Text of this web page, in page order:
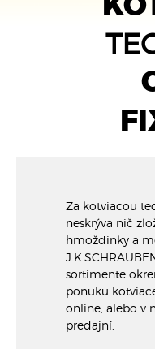
Za kotviacou
neskrýva nič
hmoždinky a
sortimente
ponuku
online, alebo v
predajní.